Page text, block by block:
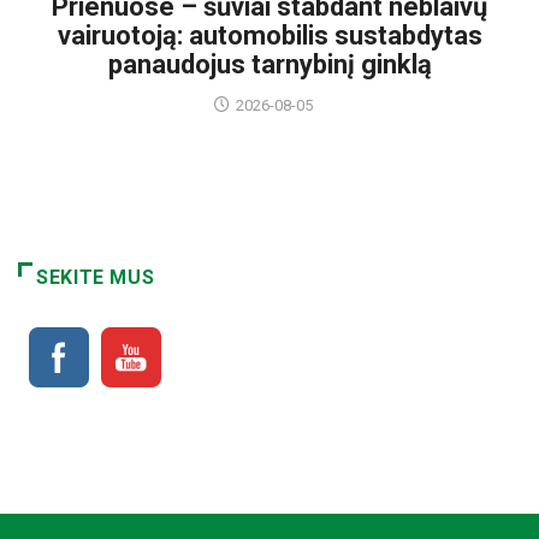
Prienuose – šūviai stabdant neblaivų
vairuotoją: automobilis sustabdytas
panaudojus tarnybinį ginklą
2026-08-05
SEKITE MUS